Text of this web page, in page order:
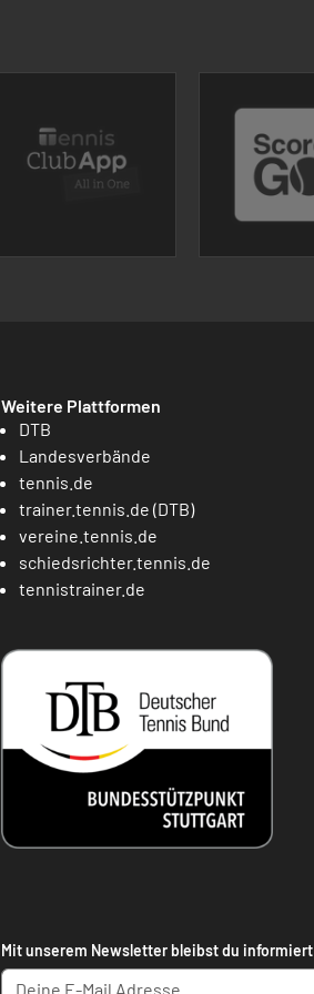
Weitere Plattformen
DTB
Landesverbände
tennis.de
trainer.tennis.de (DTB)
vereine.tennis.de
schiedsrichter.tennis.de
tennistrainer.de
Mit unserem Newsletter bleibst du informiert